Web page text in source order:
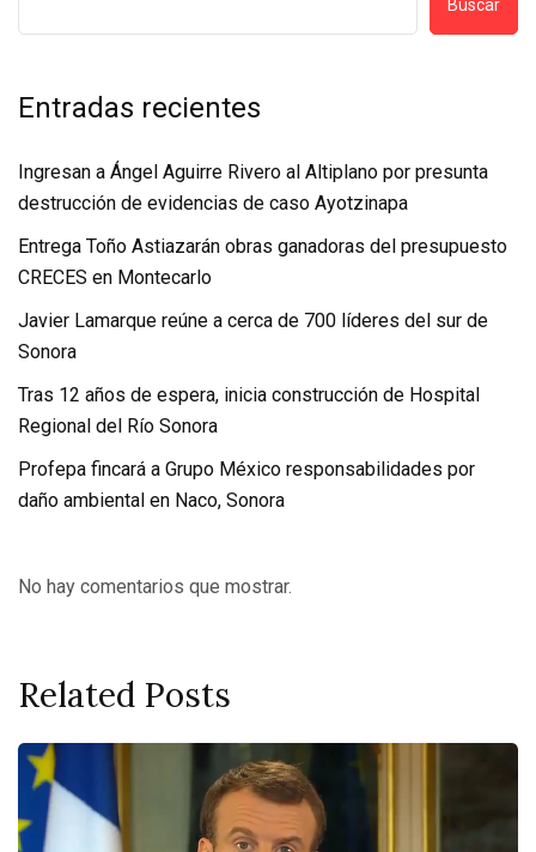
Buscar
Entradas recientes
Ingresan a Ángel Aguirre Rivero al Altiplano por presunta
destrucción de evidencias de caso Ayotzinapa
Entrega Toño Astiazarán obras ganadoras del presupuesto
CRECES en Montecarlo
Javier Lamarque reúne a cerca de 700 líderes del sur de
Sonora
Tras 12 años de espera, inicia construcción de Hospital
Regional del Río Sonora
Profepa fincará a Grupo México responsabilidades por
daño ambiental en Naco, Sonora
No hay comentarios que mostrar.
Related Posts